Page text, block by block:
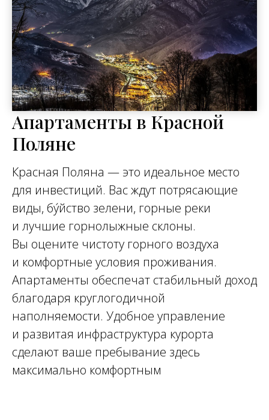
Апартаменты в Красной
Поляне
Красная Поляна — это идеальное место
для инвестиций. Вас ждут потрясающие
виды, бу́йство зелени, горные реки
и лучшие горнолыжные склоны.
Вы оцените чистоту горного воздуха
и комфортные условия проживания.
Апартаменты обеспечат стабильный доход
благодаря круглогодичной
наполняемости. Удобное управление
и развитая инфраструктура курорта
сделают ваше пребывание здесь
максимально комфортным